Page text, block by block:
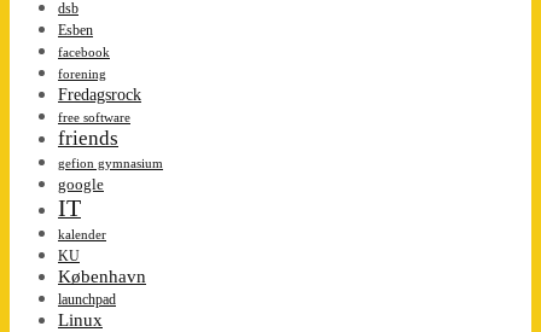
dsb
Esben
facebook
forening
Fredagsrock
free software
friends
gefion gymnasium
google
IT
kalender
KU
København
launchpad
Linux